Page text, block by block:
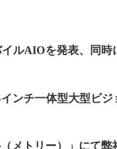
ルAIOを発表、同時
ンチ一体型大型ビ
メトリー）」にて弊